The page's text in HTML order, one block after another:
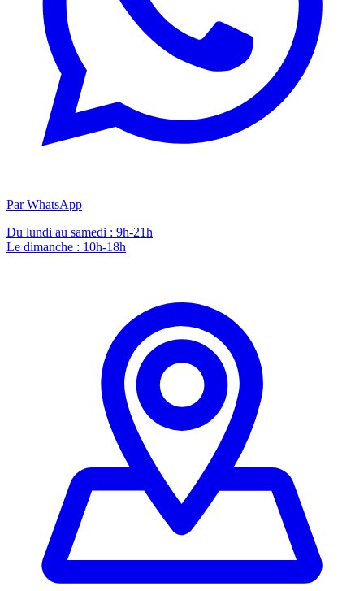
Par WhatsApp
Du lundi au samedi : 9h-21h
Le dimanche : 10h-18h